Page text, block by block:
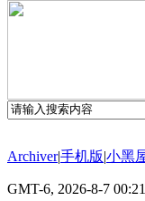
Archiver|手机版|小黑
GMT-6, 2026-8-7 00:21